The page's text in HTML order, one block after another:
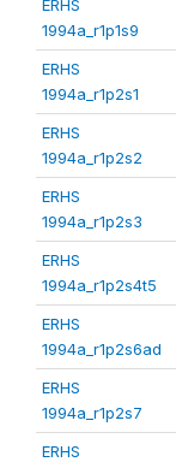
ERHS
1994a_r1p1s9
ERHS
1994a_r1p2s1
ERHS
1994a_r1p2s2
ERHS
1994a_r1p2s3
ERHS
1994a_r1p2s4t5
ERHS
1994a_r1p2s6ad
ERHS
1994a_r1p2s7
ERHS